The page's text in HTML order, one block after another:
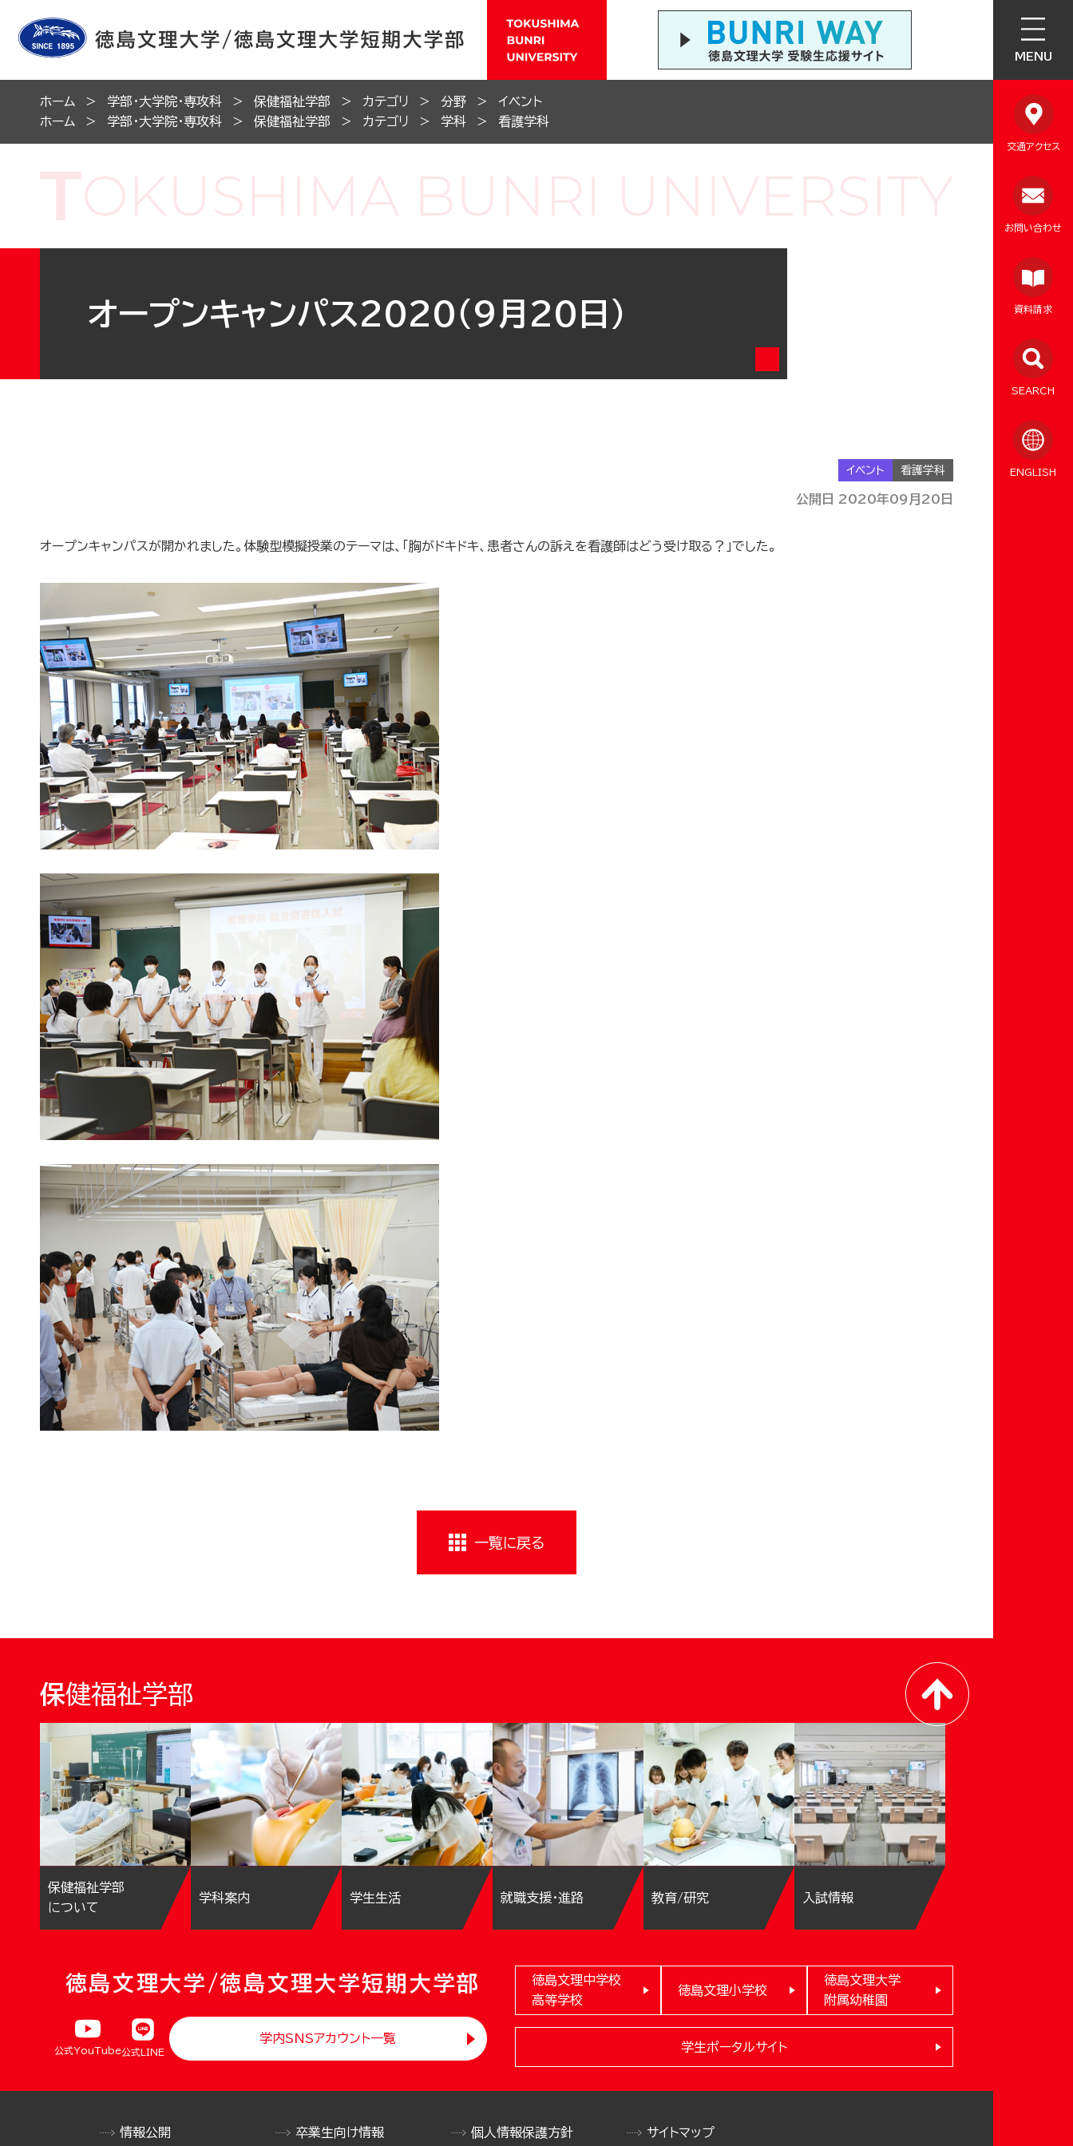
MENU
交通アクセス
お問い合わせ
資料請求
SEARCH
ENGLISH
ホーム 学部・大学院・専攻科 保健福祉学部 カテゴリ 分野
イベント
ホーム
学部・大学院・専攻科 保健福祉学部 カテゴリ 学科 看護学科
オープンキャンパス2020（9月20日）
イベント 看護学科
公開日 2020年09月20日
オープンキャンパスが開かれました。体験型模擬授業のテーマは、「胸がドキドキ、患者さんの訴えを看護師はどう受け取る？」でした。
一覧に戻る
保健福祉学部
保健福祉学部
について
学科案内 学生生活 就職支援・進路 教育/研究 入試情報
徳島文理大学/徳島文理大学短期大学部
公式YouTube公式LINE
学内SNSアカウント一覧
徳島文理中学校
高等学校
徳島文理小学校
徳島文理大学
附属幼稚園
学生ポータルサイト
情報公開 卒業生向け情報 個人情報保護方針 サイトマップ